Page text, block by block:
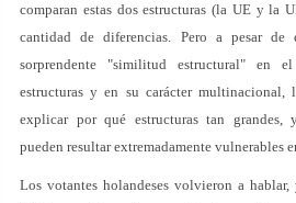
comparan estas dos estructuras (la UE y la
cantidad de diferencias. Pero a pesar de
sorprendente "similitud estructural" en
estructuras y en su carácter multinacional,
explicar por qué estructuras tan grandes,
pueden resultar extremadamente vulnerables
Los votantes holandeses volvieron a